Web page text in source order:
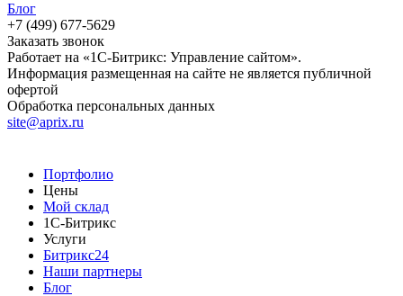
Блог
+7 (499) 677-5629
Заказать звонок
Работает на «1С-Битрикс: Управление сайтом».
Информация размещенная на сайте не является публичной
офертой
Обработка персональных данных
site@aprix.ru
Портфолио
Цены
Мой склад
1С-Битрикс
Услуги
Битрикс24
Наши партнеры
Блог